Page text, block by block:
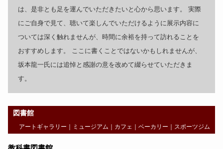
は、是非とも足を運んでいただきたいと心から思います。 実際
にご自身で見て、聴いて楽しんでいただけるように展示内容に
ついては深く触れませんが、時間に余裕を持って訪れることを
おすすめします。 ここに書くことではないかもしれませんが、
坂本龍一氏には追悼と感謝の意を改めて綴らせていただきま
す。
図書館
アートギャラリー ミュージアム カフェ ｜ベーカリー スポーツジム